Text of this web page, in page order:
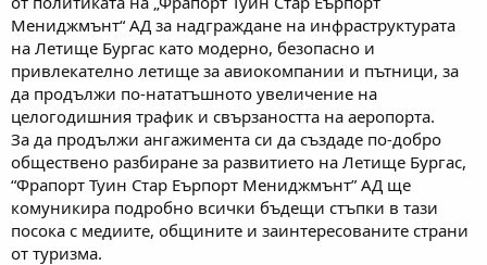
Мениджмънт“ АД за надграждане на инфраструктурата
на Летище Бургас като модерно, безопасно и
привлекателно летище за авиокомпании и пътници, за
да продължи по-нататъшното увеличение на
целогодишния трафик и свързаността на аеропорта.
За да продължи ангажимента си да създаде по-добро
обществено разбиране за развитието на Летище Бургас,
“Фрапорт Туин Стар Еърпорт Мениджмънт” АД ще
комуникира подробно всички бъдещи стъпки в тази
посока с медиите, общините и заинтересованите страни
от туризма.